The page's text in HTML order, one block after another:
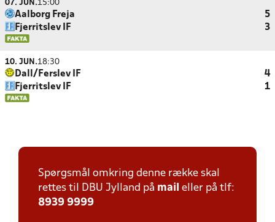
07. JUN.15:00
Aalborg Freja
5
Fjerritslev IF
3
10. JUN.18:30
Dall/Ferslev IF
4
Fjerritslev IF
1
Spørgsmål omkring denne række skal
rettes til DBU Jylland på mail eller på tlf:
8939 9999